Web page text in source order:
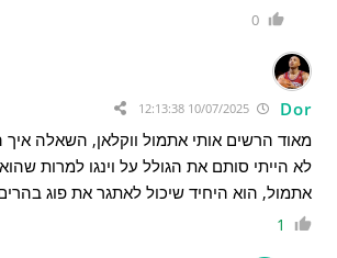
0
Dor
מאוד הרשים אותי אתמול ווקלאן, השאלה איך
לא הייתי סותם את הגולל על וינגו למרות
אתמול, הוא היחיד שיכול לאתגר את פוג
1